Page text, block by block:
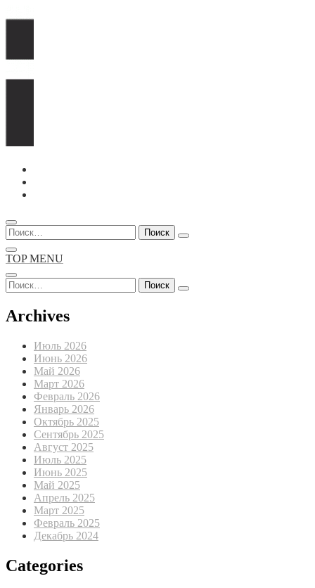
Перейти
содержимому
Найти:
TOP MENU
Найти:
Archives
Июль 2026
Июнь 2026
Май 2026
Март 2026
Февраль 2026
Январь 2026
Октябрь 2025
Сентябрь 2025
Август 2025
Июль 2025
Июнь 2025
Май 2025
Апрель 2025
Март 2025
Февраль 2025
Декабрь 2024
Categories